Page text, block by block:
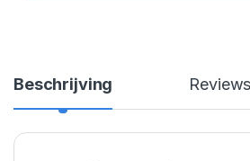
Beschrijving Reviews